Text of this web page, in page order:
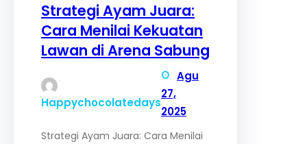
Strategi Ayam Juara:
Cara Menilai Kekuatan
Lawan di Arena Sabung
Happychocolatedays
Agu
27,
2025
Strategi Ayam Juara: Cara Menilai